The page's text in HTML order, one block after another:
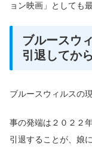
ョン映画」としても
ブルースウ
引退してか
ブルースウィルスの
事の発端は２０２２
引退することが、娘